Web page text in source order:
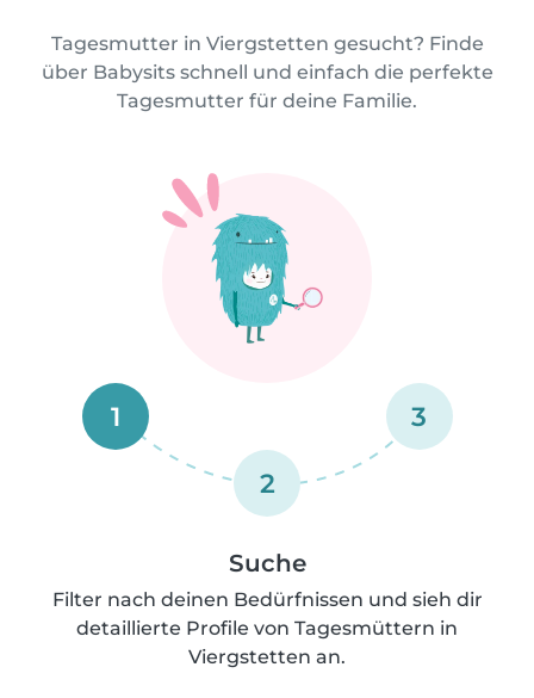
Tagesmutter in Viergstetten gesucht? Finde
über Babysits schnell und einfach die perfekte
Tagesmutter für deine Familie.
1
2
3
Suche
Filter nach deinen Bedürfnissen und sieh dir
detaillierte Profile von Tagesmüttern in
Viergstetten an.